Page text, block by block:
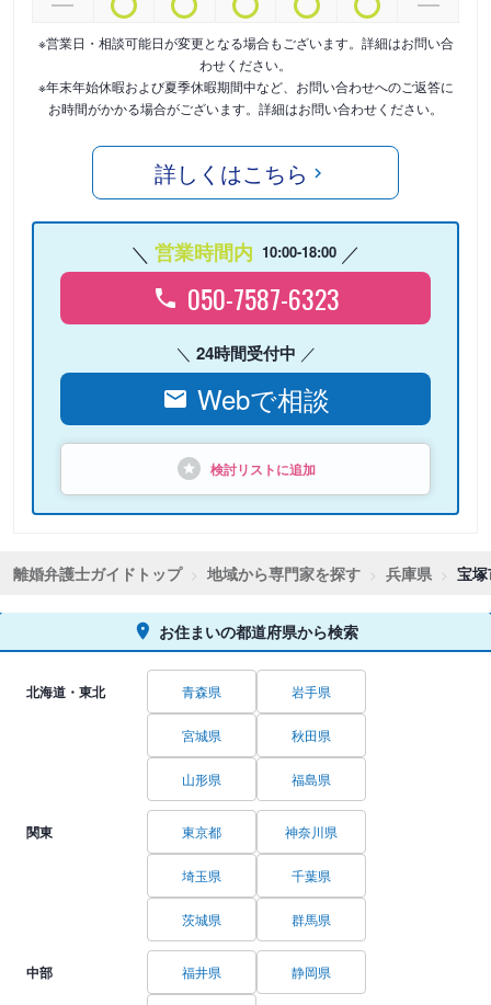
※営業日・相談可能日が変更となる場合もございます。詳細はお問い合
わせください。
※年末年始休暇および夏季休暇期間中など、お問い合わせへのご返答に
お時間がかかる場合がございます。詳細はお問い合わせください。
詳しくはこちら
営業時間内 10:00-18:00
050-7587-6323
24時間受付中
Webで相談
検討リストに追加
離婚弁護士ガイドトップ 地域から専門家を探す 兵庫県 宝
お住まいの都道府県から検索
北海道・東北 青森県 岩手県
宮城県 秋田県
山形県 福島県
関東 東京都 神奈川県
埼玉県 千葉県
茨城県 群馬県
中部 福井県 静岡県